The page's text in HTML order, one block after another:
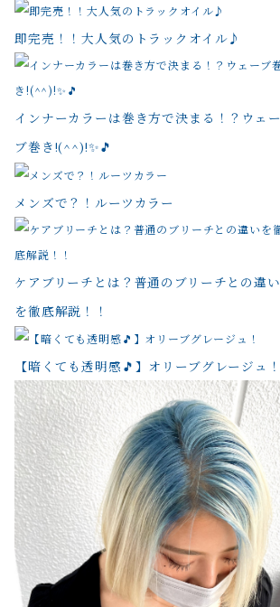
即完売！！大人気のトラックオイル♪
インナーカラーは巻き方で決まる！？ウェー
ブ巻き!(^^)!✨🎵
メンズで？！ルーツカラー
ケアブリーチとは？普通のブリーチとの違い
を徹底解説！！
【暗くても透明感🎵】オリーブグレージュ！